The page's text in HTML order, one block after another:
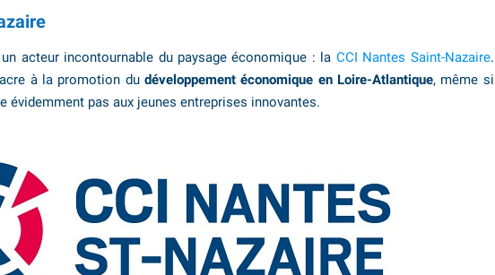
acteur incontournable du paysage économique : la CCI Nantes Saint-Nazaire.
à la promotion du développement économique en Loire-Atlantique, même si
évidemment pas aux jeunes entreprises innovantes.